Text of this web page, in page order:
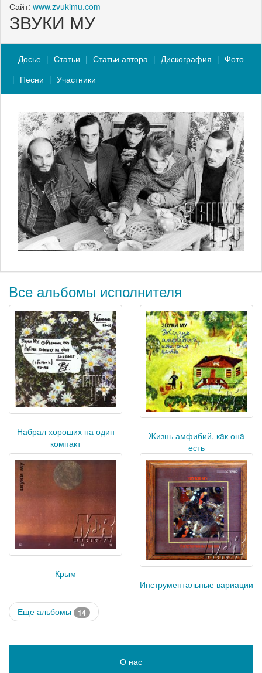
Сайт: www.zvukimu.com
ЗВУКИ МУ
Досье Статьи Статьи автора Дискография
Фото
Песни
Участники
Все альбомы исполнителя
Набрал хороших на один
компакт
Жизнь амфибий, кaк онa
есть
Крым
Инструментальные вариации
Еще альбомы 14
О нас